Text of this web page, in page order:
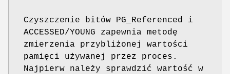
Czyszczenie bitów PG_Referenced i
ACCESSED/YOUNG zapewnia metodę
zmierzenia przybliżonej wartości
pamięci używanej przez proces.
Najpierw należy sprawdzić wartość w